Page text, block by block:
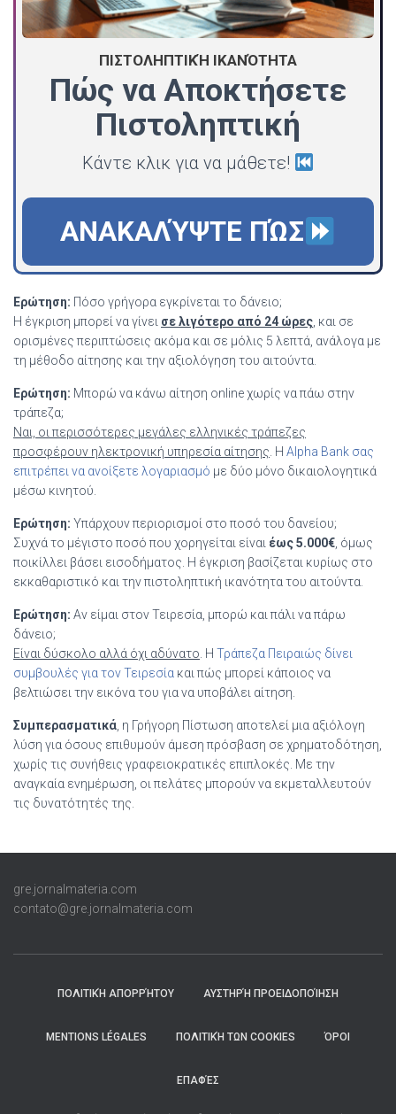
ΠΙΣΤΟΛΗΠΤΙΚΉ ΙΚΑΝΌΤΗΤΑ
Πώς να Αποκτήσετε
Πιστοληπτική
Κάντε κλικ για να μάθετε!
ΑΝΑΚΑΛΎΨΤΕ ΠΏΣ
Ερώτηση: Πόσο γρήγορα εγκρίνεται το δάνειο;
Η έγκριση μπορεί να γίνει σε λιγότερο από 24 ώρες , και σε
ορισμένες περιπτώσεις ακόμα και σε μόλις 5 λεπτά, ανάλογα με
τη μέθοδο αίτησης και την αξιολόγηση του αιτούντα.
Ερώτηση: Μπορώ να κάνω αίτηση online χωρίς να πάω στην
τράπεζα;
Ναι, οι περισσότερες μεγάλες ελληνικές τράπεζες
προσφέρουν ηλεκτρονική υπηρεσία αίτησης . Η Alpha Bank σας
επιτρέπει να ανοίξετε λογαριασμό με δύο μόνο δικαιολογητικά
μέσω κινητού.
Ερώτηση: Υπάρχουν περιορισμοί στο ποσό του δανείου;
Συχνά το μέγιστο ποσό που χορηγείται είναι έως 5.000€ , όμως
ποικίλλει βάσει εισοδήματος. Η έγκριση βασίζεται κυρίως στο
εκκαθαριστικό και την πιστοληπτική ικανότητα του αιτούντα.
Ερώτηση: Αν είμαι στον Τειρεσία, μπορώ και πάλι να πάρω
δάνειο;
Είναι δύσκολο αλλά όχι αδύνατο . Η Τράπεζα Πειραιώς δίνει
συμβουλές για τον Τειρεσία και πώς μπορεί κάποιος να
βελτιώσει την εικόνα του για να υποβάλει αίτηση.
Συμπερασματικά , η Γρήγορη Πίστωση αποτελεί μια αξιόλογη
λύση για όσους επιθυμούν άμεση πρόσβαση σε χρηματοδότηση,
χωρίς τις συνήθεις γραφειοκρατικές επιπλοκές. Με την
αναγκαία ενημέρωση, οι πελάτες μπορούν να εκμεταλλευτούν
τις δυνατότητές της.
gre.jornalmateria.com
contato@gre.jornalmateria.com
ΠΟΛΙΤΙΚΉ ΑΠΟΡΡΉΤΟΥ ΑΥΣΤΗΡΉ ΠΡΟΕΙΔΟΠΟΊΗΣΗ
MENTIONS LÉGALES ΠΟΛΙΤΙΚΉ ΤΩΝ COOKIES ΌΡΟΙ
ΕΠΑΦΈΣ